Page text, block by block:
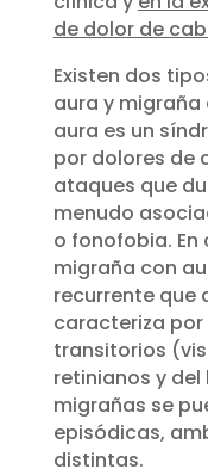
de dolor de
Existen dos
aura y migraña
aura es un
por dolores de
ataques que
menudo
o fonofobia.
migraña con
recurrente que
caracteriza
transitorios
retinianos y del
migrañas se
episódicas,
distintas.